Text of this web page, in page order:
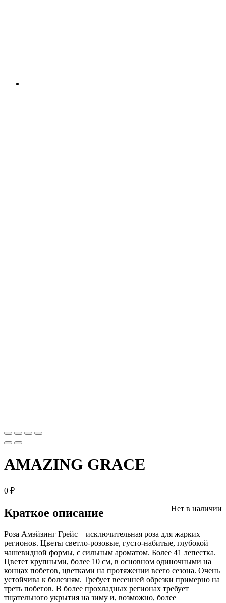
AMAZING GRACE
0 ₽
Нет в наличии
Краткое описание
Роза Амэйзинг Грейс – исключительная роза для жарких
регионов. Цветы светло-розовые, густо-набитые, глубокой
чашевидной формы, с сильным ароматом. Более 41 лепестка.
Цветет крупными, более 10 см, в основном одиночными на
концах побегов, цветками на протяжении всего сезона. Очень
устойчива к болезням. Требует весенней обрезки примерно на
треть побегов. В более прохладных регионах требует
тщательного укрытия на зиму и, возможно, более